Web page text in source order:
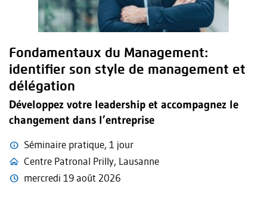
Fondamentaux du Management:
identifier son style de management et
délégation
Développez votre leadership et accompagnez le
changement dans l’entreprise
Séminaire pratique, 1 jour
Centre Patronal Prilly, Lausanne
mercredi 19 août 2026